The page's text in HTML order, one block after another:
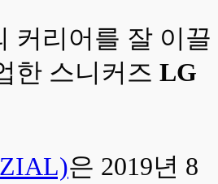
커리어를 잘 이끌
한 스니커즈 LG
은 2019년 8